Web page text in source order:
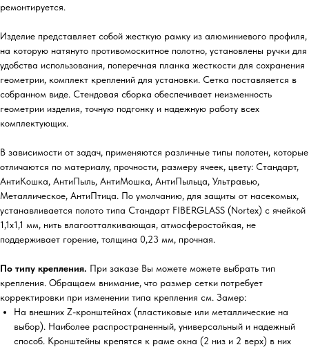
ремонтируется.
Изделие представляет собой жесткую рамку из алюминиевого профиля,
на которую натянуто противомоскитное полотно, установлены ручки для
удобства использования, поперечная планка жесткости для сохранения
геометрии, комплект креплений для установки. Сетка поставляется в
собранном виде. Стендовая сборка обеспечивает неизменность
геометрии изделия, точную подгонку и надежную работу всех
комплектующих.
В зависимости от задач, применяются различные типы полотен, которые
отличаются по материалу, прочности, размеру ячеек, цвету: Стандарт,
АнтиКошка, АнтиПыль, АнтиМошка, АнтиПыльца, Ультравью,
Металлическое, АнтиПтица. По умолчанию, для защиты от насекомых,
устанавливается полото типа Стандарт FIBERGLASS (Nortex) с ячейкой
1,1х1,1 мм, нить влагоотталкивающая, атмосферостойкая, не
поддерживает горение, толщина 0,23 мм, прочная.
По типу крепления. При заказе Вы можете можете выбрать тип
крепления. Обращаем внимание, что размер сетки потребует
корректировки при изменении типа крепления см. Замер:
На внешних Z-кронштейнах (пластиковые или металлические на
выбор). Наиболее распространенный, универсальный и надежный
способ. Кронштейны крепятся к раме окна (2 низ и 2 верх) в них